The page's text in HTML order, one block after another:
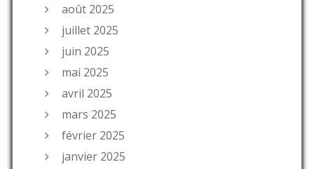
août 2025
juillet 2025
juin 2025
mai 2025
avril 2025
mars 2025
février 2025
janvier 2025